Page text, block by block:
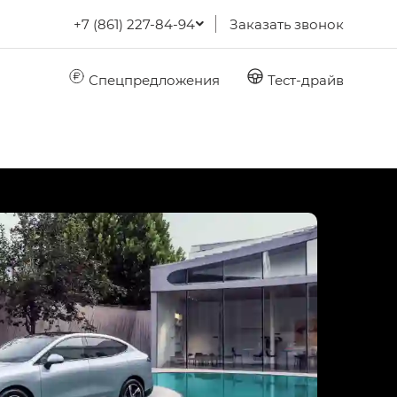
+7 (861) 227-84-94 Заказать звонок
Спецпредложения Тест-драйв